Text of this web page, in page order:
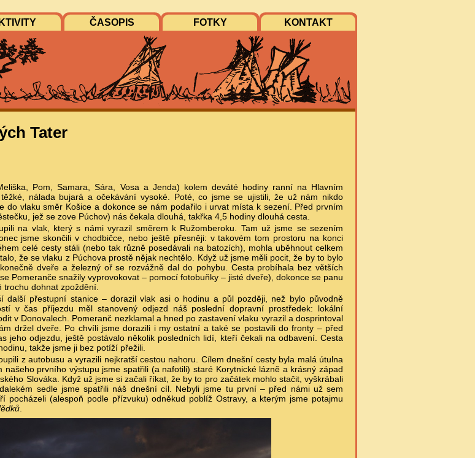
ČASOPIS FOTKY KONTAKT
Tater
Pom, Samara, Sára, Vosa a Jenda) kolem deváté hodiny ranní na Hlavním
nálada bujará a očekávání vysoké. Poté, co jsme se ujistili, že už nám nikdo
do vlaku směr Košice a dokonce se nám podařilo i urvat místa k sezení. Před prvním
jež se zove Púchov) nás čekala dlouhá, takřka 4,5 hodiny dlouhá cesta.
na vlak, který s námi vyrazil směrem k Ružomberoku. Tam už jsme se sezením
jsme skončili v chodbičce, nebo ještě přesněji: v takovém tom prostoru na konci
celé cesty stáli (nebo tak různě posedávali na batozích), mohla uběhnout celkem
že se vlaku z Púchova prostě nějak nechtělo. Když už jsme měli pocit, že by to bylo
dveře a železný oř se rozvážně dal do pohybu. Cesta probíhala bez větších
Pomeranče snažily vyprovokovat – pomocí fotobuňky – jisté dveře), dokonce se panu
dohnat zpoždění.
další přestupní stanice – dorazil vlak asi o hodinu a půl později, než bylo původně
v čas příjezdu měl stanovený odjezd náš poslední dopravní prostředek: lokální
v Donovalech. Pomeranč nezklamal a hned po zastavení vlaku vyrazil a dosprintoval
držel dveře. Po chvíli jsme dorazili i my ostatní a také se postavili do fronty – před
jeho odjezdu, ještě postávalo několik posledních lidí, kteří čekali na odbavení. Cesta
takže jsme ji bez potíží přežili.
z autobusu a vyrazili nejkratší cestou nahoru. Cílem dnešní cesty byla malá útulna
našeho prvního výstupu jsme spatřili (a nafotili) staré Korytnické lázně a krásný západ
Slováka. Když už jsme si začali říkat, že by to pro začátek mohlo stačit, vyškrábali
sedle jsme spatřili náš dnešní cíl. Nebyli jsme tu první – před námi už sem
pocházeli (alespoň podle přízvuku) odněkud poblíž Ostravy, a kterým jsme potajmu